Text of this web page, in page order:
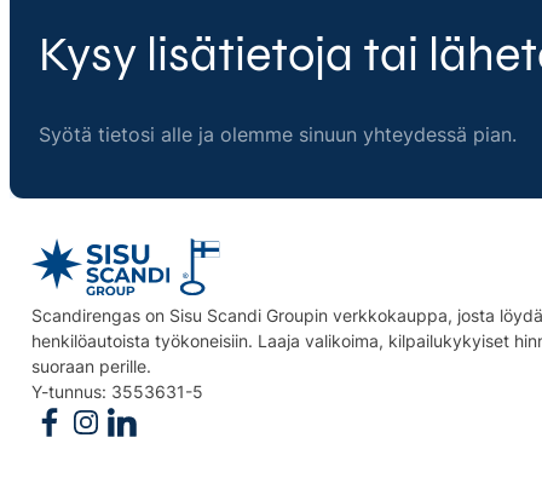
Kysy lisätietoja tai
Syötä tietosi alle ja olemme sinuun yhteydessä pian.
Scandirengas on Sisu Scandi Groupin verkkokauppa, josta
henkilöautoista työkoneisiin. Laaja valikoima, kilpailukykyiset
suoraan perille.
Y-tunnus: 3553631-5
Follow us on Facebook
Follow us on Instagram
Follow us on Linkedin